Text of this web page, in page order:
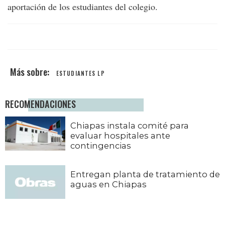
aportación de los estudiantes del colegio.
ESTUDIANTES LP
RECOMENDACIONES
Chiapas instala comité para
evaluar hospitales ante
contingencias
Entregan planta de tratamiento de
aguas en Chiapas